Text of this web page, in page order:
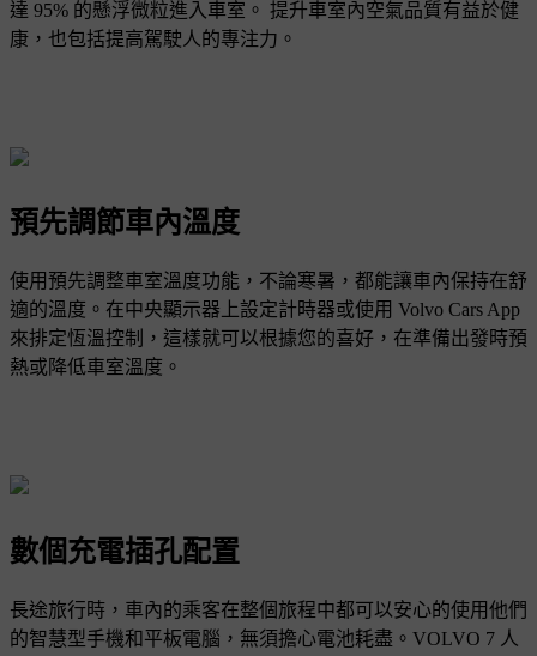
達 95% 的懸浮微粒進入車室。 提升車室內空氣品質有益於健
康，也包括提高駕駛人的專注力。
預先調節車內溫度
使用預先調整車室溫度功能，不論寒暑，都能讓車內保持在舒
適的溫度。在中央顯示器上設定計時器或使用 Volvo Cars App
來排定恆溫控制，這樣就可以根據您的喜好，在準備出發時預
熱或降低車室溫度。
數個充電插孔配置
長途旅行時，車內的乘客在整個旅程中都可以安心的使用他們
的智慧型手機和平板電腦，無須擔心電池耗盡。VOLVO 7 人